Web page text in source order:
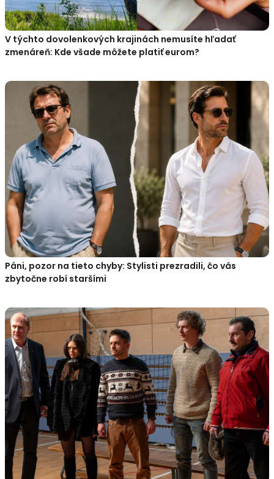
V týchto dovolenkových krajinách nemusíte hľadať
zmenáreň: Kde všade môžete platiť eurom?
Páni, pozor na tieto chyby: Stylisti prezradili, čo vás
zbytočne robí staršími